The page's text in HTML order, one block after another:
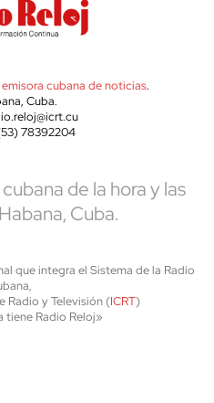
emisora cubana de noticias.
Cuba.
78392204
de la hora y las
Cuba.
que integra el Sistema de la Radio
Radio y Televisión (ICRT)
tiene Radio Reloj»